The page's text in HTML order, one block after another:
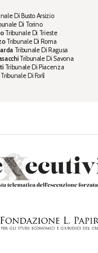
Di Busto Arsizio
Di Torino
Tribunale Di Trieste
Tribunale Di Roma
Tribunale Di Ragusa
Tribunale Di Savona
Tribunale Di Piacenza
Di Forlì